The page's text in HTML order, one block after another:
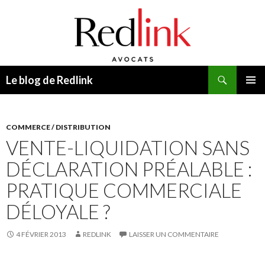
Le blog de Redlink
COMMERCE / DISTRIBUTION
VENTE-LIQUIDATION SANS
DÉCLARATION PRÉALABLE :
PRATIQUE COMMERCIALE
DÉLOYALE ?
4 FÉVRIER 2013 REDLINK LAISSER UN COMMENTAIRE